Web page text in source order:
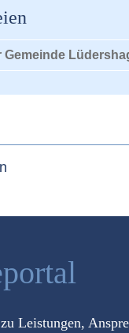
Gemeinde
Leistungen,